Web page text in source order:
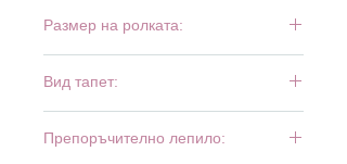
Размер на ролката:
Вид тапет:
Препоръчително лепило: